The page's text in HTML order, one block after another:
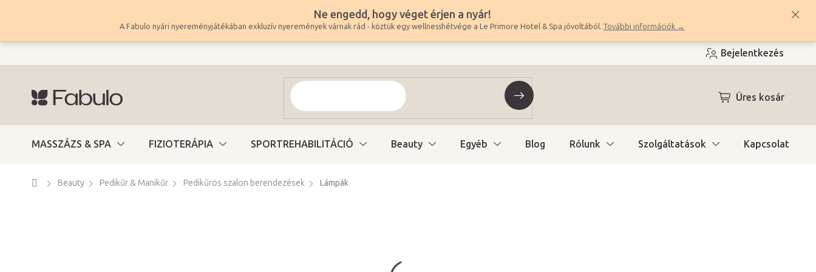
tartalomhoz
Ne engedd, hogy véget érjen a nyár!
A Fabulo nyári nyereményjátékában exkluzív nyeremények várnak rád - köztük egy wellnesshétvége a Le Primore Hotel & Spa jóvoltából. További információk →
Bejelentkezés
KOSÁR
Üres kosár
MASSZÁZS & SPA FIZIOTERÁPIA SPORTREHABILITÁCIÓ Beauty Egyéb Blog Rólunk Szolgáltatások Kapcsolat
Kezdőlap
Beauty Pedikűr & Manikűr Pedikűrös szalon berendezések Lámpák